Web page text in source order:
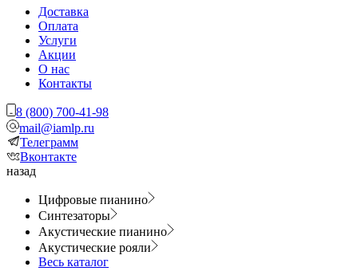
Доставка
Оплата
Услуги
Акции
О нас
Контакты
8 (800) 700-41-98
mail@iamlp.ru
Телеграмм
Вконтакте
назад
Цифровые пианино
Синтезаторы
Акустические пианино
Акустические рояли
Весь каталог